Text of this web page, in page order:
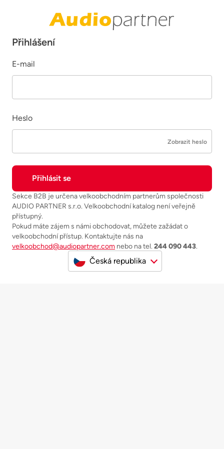
Přihlášení
E-mail
Heslo
Zobrazit heslo
Sekce B2B je určena velkoobchodním partnerům společnosti
AUDIO PARTNER s.r.o. Velkoobchodní katalog není veřejně
přístupný.
Pokud máte zájem s námi obchodovat, můžete zažádat o
velkoobchodní přístup. Kontaktujte nás na
velkoobchod@audiopartner.com nebo na tel. 244 090 443.
Česká republika